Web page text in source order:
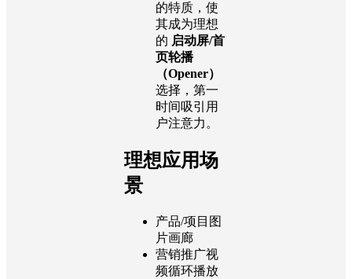
的特质，使
其成为理想
的 启动屏/首
页轮播
（Opener）
选择，第一
时间吸引用
户注意力。
理想应用场
景
产品/项目图
片画廊
营销推广视
频循环播放